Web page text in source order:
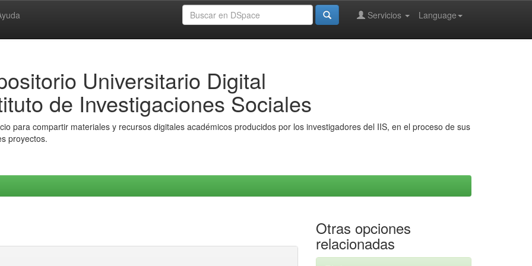
Language
Servicios
Universitario Digital
de Investigaciones Sociales
para compartir materiales y recursos digitales académicos producidos por los investigadores del IIS, en el proceso de sus
proyectos.
Otras opciones
relacionadas